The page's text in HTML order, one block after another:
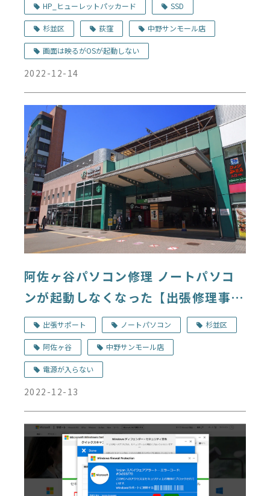
HP_ヒューレットパッカード SSD
杉並区 荻窪 中野サンモール店
画面は映るがOSが起動しない
2022-12-14
阿佐ヶ谷パソコン修理 ノートパソコ
ンが起動しなくなった【出張修理事
例】出張サポート ノートパソコン 杉並区
阿佐ヶ谷 中野サンモール店
電源が入らない
2022-12-13